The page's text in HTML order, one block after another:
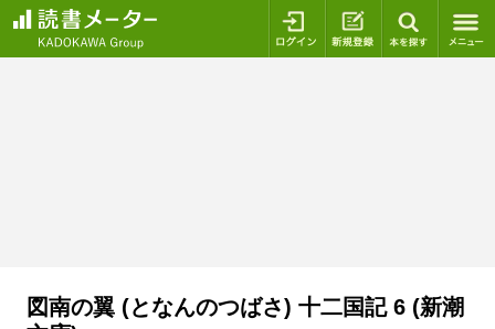
ログイン 新規登録
図南の翼 (となんのつばさ) 十二国記 6 (新潮